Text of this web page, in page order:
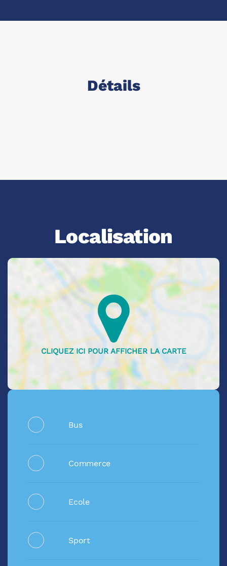
Détails
Localisation
Bus
Commerce
Ecole
Sport